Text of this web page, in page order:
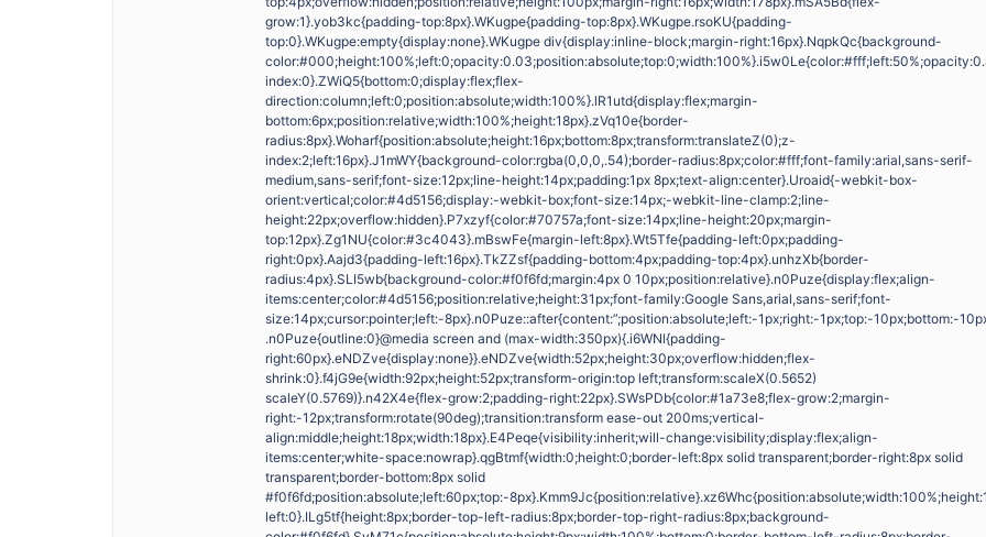
grow:1}.yob3kc{padding-top:8px}.WKugpe{padding-top:8px}.WKugpe.rsoKU{padding-
top:0}.WKugpe:empty{display:none}.WKugpe div{display:inline-block;margin-right:16px}.NqpkQc{background-
index:0}.ZWiQ5{bottom:0;display:flex;flex-
direction:column;left:0;position:absolute;width:100%}.lR1utd{display:flex;margin-
bottom:6px;position:relative;width:100%;height:18px}.zVq10e{border-
radius:8px}.Woharf{position:absolute;height:16px;bottom:8px;transform:translateZ(0);z-
index:2;left:16px}.J1mWY{background-color:rgba(0,0,0,.54);border-radius:8px;color:#fff;font-family:arial,sans-serif-
medium,sans-serif;font-size:12px;line-height:14px;padding:1px 8px;text-align:center}.Uroaid{-webkit-box-
orient:vertical;color:#4d5156;display:-webkit-box;font-size:14px;-webkit-line-clamp:2;line-
height:22px;overflow:hidden}.P7xzyf{color:#70757a;font-size:14px;line-height:20px;margin-
top:12px}.Zg1NU{color:#3c4043}.mBswFe{margin-left:8px}.Wt5Tfe{padding-left:0px;padding-
right:0px}.Aajd3{padding-left:16px}.TkZZsf{padding-bottom:4px;padding-top:4px}.unhzXb{border-
radius:4px}.SLI5wb{background-color:#f0f6fd;margin:4px 0 10px;position:relative}.n0Puze{display:flex;align-
items:center;color:#4d5156;position:relative;height:31px;font-family:Google Sans,arial,sans-serif;font-
size:14px;cursor:pointer;left:-8px}.n0Puze::after{content:”;position:absolute;left:-1px;right:-1px;top:-10px;bottom:-
.n0Puze{outline:0}@media screen and (max-width:350px){.i6WNl{padding-
right:60px}.eNDZve{display:none}}.eNDZve{width:52px;height:30px;overflow:hidden;flex-
shrink:0}.f4jG9e{width:92px;height:52px;transform-origin:top left;transform:scaleX(0.5652)
scaleY(0.5769)}.n42X4e{flex-grow:2;padding-right:22px}.SWsPDb{color:#1a73e8;flex-grow:2;margin-
right:-12px;transform:rotate(90deg);transition:transform ease-out 200ms;vertical-
align:middle;height:18px;width:18px}.E4Peqe{visibility:inherit;will-change:visibility;display:flex;align-
items:center;white-space:nowrap}.qgBtmf{width:0;height:0;border-left:8px solid transparent;border-right:8px solid
transparent;border-bottom:8px solid
#f0f6fd;position:absolute;left:60px;top:-
left:0}.ILg5tf{height:8px;border-top-left-radius:8px;border-top-right-radius:8px;background-